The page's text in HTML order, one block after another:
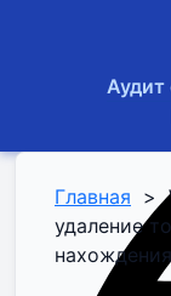
Аудит
Главная >
удаление
нахождения